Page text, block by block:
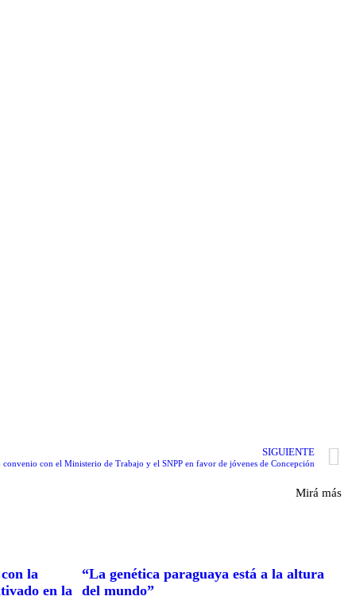
SIGUIENTE
con el Ministerio de Trabajo y el SNPP en favor de jóvenes de Concepción
Mirá más
la
en la
“La genética paraguaya está a la altura
del mundo”